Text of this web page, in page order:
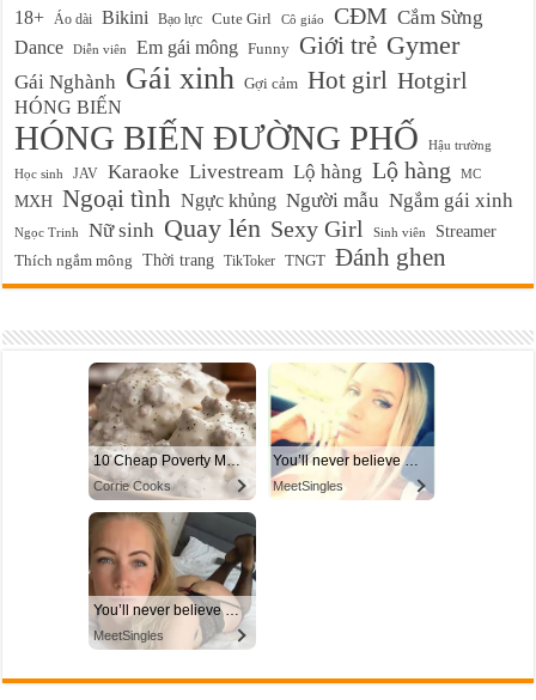
18+ Áo dài Bikini Bạo lực Cute Girl Cô giáo CĐM Cắm Sừng
Dance Diễn viên Em gái mông Funny Giới trẻ Gymer
Gái Nghành Gái xinh Gợi cảm Hot girl Hotgirl
HÓNG BIẾN
HÓNG BIẾN ĐƯỜNG PHỐ
Hậu trường
Học sinh
JAV Karaoke Livestream Lộ hàng Lộ hàng MC
MXH Ngoại tình Ngực khủng Người mẫu Ngắm gái xinh
Ngọc Trinh Nữ sinh Quay lén Sexy Girl Sinh viên Streamer
Thích ngắm mông Thời trang TikToker TNGT Đánh ghen